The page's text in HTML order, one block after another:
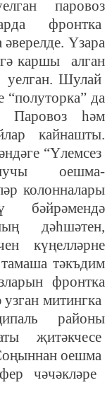
паровоз
фронтка
Үзара
каршы алган
Шулай
да
Паровоз һәм
кайнашты.
“Үлемсез
оешма-
колонналары
дәһшәтен,
күңелләрне
тәкъдим
фронтка
митингка
районы
җитәкчесе
оешма
чәчәкләре